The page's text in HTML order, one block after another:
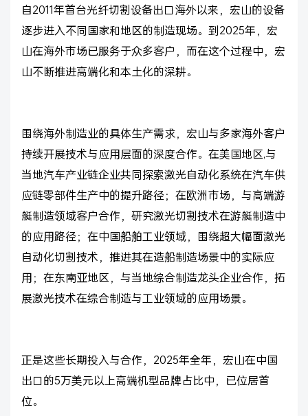
自2011年首台光纤切割设备出口海外以来，宏山的设备
逐步进入不同国家和地区的制造现场。到2025年，宏
山在海外市场已服务于众多客户，而在这个过程中，宏
山不断推进高端化和本土化的深耕。
围绕海外制造业的具体生产需求，宏山与多家海外客户
持续开展技术与应用层面的深度合作。在美国地区,与
当地汽车产业链企业共同探索激光自动化系统在汽车供
应链零部件生产中的提升路径；在欧洲市场，与高端游
艇制造领域客户合作，研究激光切割技术在游艇制造中
的应用路径；在中国船舶工业领域，围绕超大幅面激光
自动化切割技术，推进其在造船制造场景中的实际应
用；在东南亚地区，与当地综合制造龙头企业合作，拓
展激光技术在综合制造与工业领域的应用场景。
正是这些长期投入与合作，2025年全年，宏山在中国
出口的5万美元以上高端机型品牌占比中，已位居首
位。